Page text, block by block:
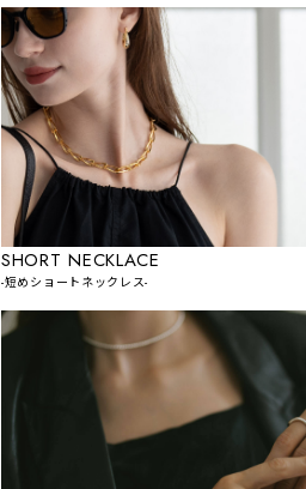
SHORT NECKLACE
-短めショートネックレス-